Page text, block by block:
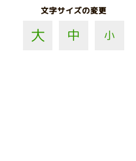
文字サイズの変更
大 中 小